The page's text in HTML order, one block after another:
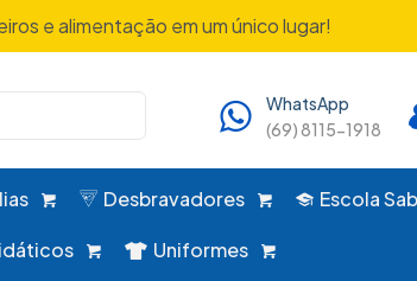
e alimentação em um único lugar!
WhatsApp
(69) 8115-1918
Desbravadores Escola
Uniformes